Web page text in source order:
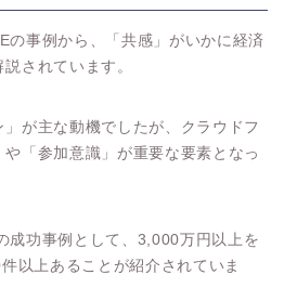
の事例から、「共感」がいかに経済
されています。
が主な動機でしたが、クラウドフ
「参加意識」が重要な要素となっ
成功事例として、3,000万円以上を
以上あることが紹介されていま